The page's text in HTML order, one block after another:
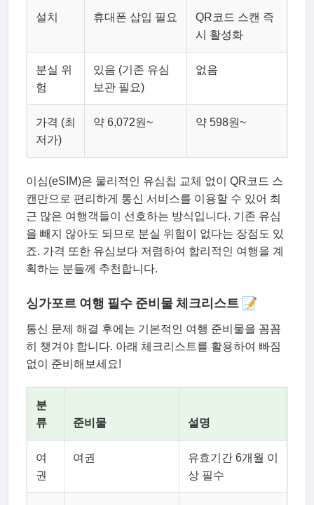
설치 휴대폰 삽입 필요
QR코드 스캔 즉
시 활성화
분실 위
험
있음 (기존 유심
보관 필요)
없음
가격 (최
저가)
약 6,072원~ 약 598원~
이심(eSIM)은 물리적인 유심칩 교체 없이 QR코드 스
캔만으로 편리하게 통신 서비스를 이용할 수 있어 최
근 많은 여행객들이 선호하는 방식입니다. 기존 유심
을 빼지 않아도 되므로 분실 위험이 없다는 장점도 있
죠. 가격 또한 유심보다 저렴하여 합리적인 여행을 계
획하는 분들께 추천합니다.
싱가포르 여행 필수 준비물 체크리스트 📝
통신 문제 해결 후에는 기본적인 여행 준비물을 꼼꼼
히 챙겨야 합니다. 아래 체크리스트를 활용하여 빠짐
없이 준비해보세요!
분
류
준비물 설명
여
권
여권
유효기간 6개월 이
상 필수